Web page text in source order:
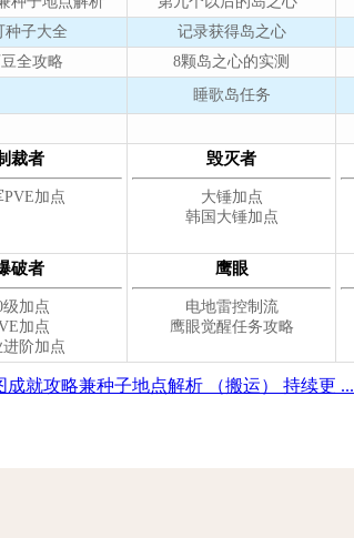
成就攻略兼种子地点解析 （搬运） 持续更 ...